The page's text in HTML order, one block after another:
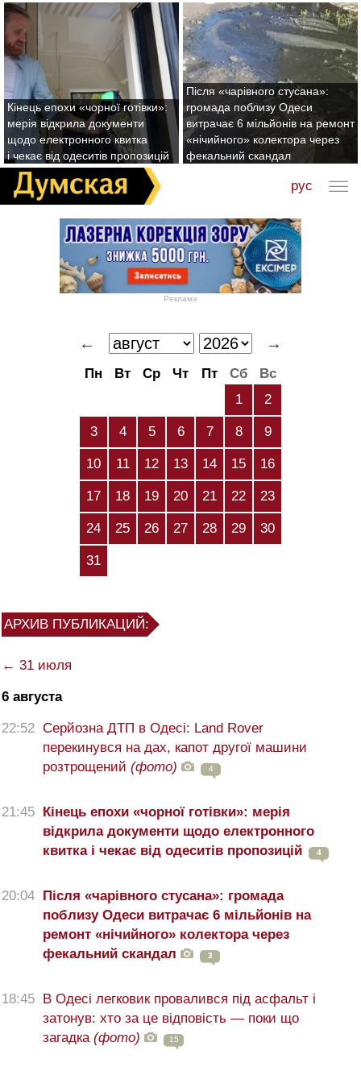
Кінець епохи «чорної готівки»:
мерія відкрила документи
щодо електронного квитка
і чекає від одеситів пропозицій
Після «чарівного стусана»:
громада поблизу Одеси
витрачає 6 мільйонів на ремонт
«нічийного» колектора через
фекальний скандал
рус
Реклама
← →
Пн Вт Ср Чт Пт Сб
Вс
1
2
3 4 5 6 7 8 9
10 11 12 13 14 15 16
17 18 19 20 21 22 23
24 25 26 27 28 29 30
31
АРХИВ ПУБЛИКАЦИЙ:
← 31 июля
6 августа
22:52 Серйозна ДТП в Одесі: Land Rover
перекинувся на дах, капот другої машини
розтрощений (фото) 4
21:45
Кінець епохи «чорної готівки»: мерія
відкрила документи щодо електронного
квитка і чекає від одеситів пропозицій
4
20:04
Після «чарівного стусана»: громада
поблизу Одеси витрачає 6 мільйонів на
ремонт «нічийного» колектора через
фекальний скандал
3
18:45
В Одесі легковик провалився під асфальт і
затонув: хто за це відповість — поки що
загадка (фото) 15